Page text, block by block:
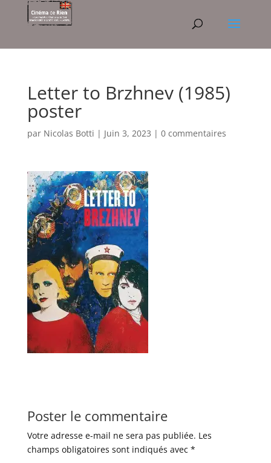
Letter to Brzhnev (1985)
poster
par Nicolas Botti | Juin 3, 2023 | 0 commentaires
Poster le commentaire
Votre adresse e-mail ne sera pas publiée. Les
champs obligatoires sont indiqués avec *